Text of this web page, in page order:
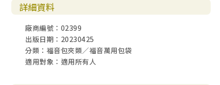
詳細資料
廠商編號：02399
出版日期：20230425
分類：福音包夾類／福音萬用包袋
適用對象：適用所有人